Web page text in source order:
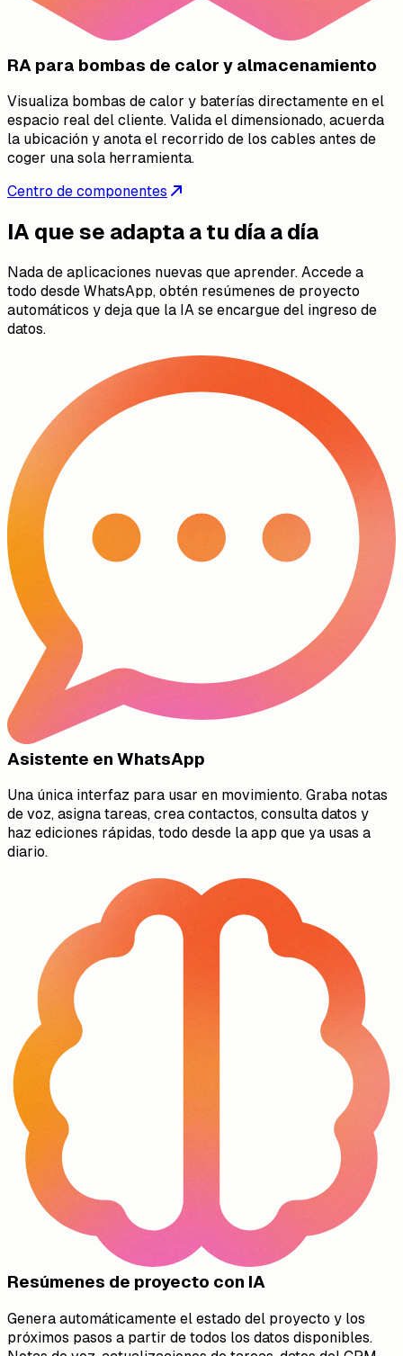
RA para bombas de calor y almacenamiento
Visualiza bombas de calor y baterías directamente en el
espacio real del cliente. Valida el dimensionado, acuerda
la ubicación y anota el recorrido de los cables antes de
coger una sola herramienta.
Centro de componentes
IA que se adapta a tu día a día
Nada de aplicaciones nuevas que aprender. Accede a
todo desde WhatsApp, obtén resúmenes de proyecto
automáticos y deja que la IA se encargue del ingreso de
datos.
Asistente en WhatsApp
Una única interfaz para usar en movimiento. Graba notas
de voz, asigna tareas, crea contactos, consulta datos y
haz ediciones rápidas, todo desde la app que ya usas a
diario.
Resúmenes de proyecto con IA
Genera automáticamente el estado del proyecto y los
próximos pasos a partir de todos los datos disponibles.